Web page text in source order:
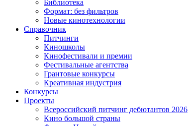
Библиотека
Формат: без фильтров
Новые кинотехнологии
Справочник
Питчинги
Киношколы
Кинофестивали и премии
Фестивальные агентства
Грантовые конкурсы
Креативная индустрия
Конкурсы
Проекты
Всероссийский питчинг дебютантов 2026
Кино большой страны